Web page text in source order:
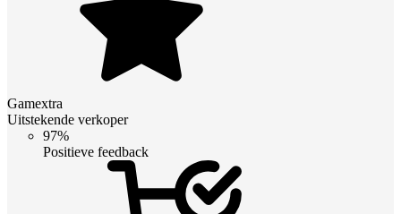
Gamextra
Uitstekende verkoper
97%
Positieve feedback